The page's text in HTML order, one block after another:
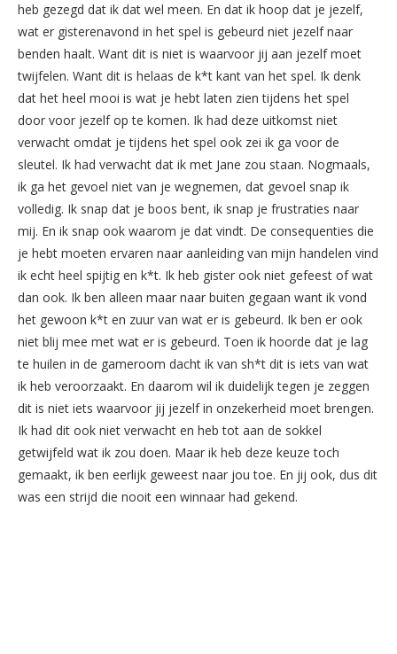
heb gezegd dat ik dat wel meen. En dat ik hoop dat je jezelf,
wat er gisterenavond in het spel is gebeurd niet jezelf naar
benden haalt. Want dit is niet is waarvoor jij aan jezelf moet
twijfelen. Want dit is helaas de k*t kant van het spel. Ik denk
dat het heel mooi is wat je hebt laten zien tijdens het spel
door voor jezelf op te komen. Ik had deze uitkomst niet
verwacht omdat je tijdens het spel ook zei ik ga voor de
sleutel. Ik had verwacht dat ik met Jane zou staan. Nogmaals,
ik ga het gevoel niet van je wegnemen, dat gevoel snap ik
volledig. Ik snap dat je boos bent, ik snap je frustraties naar
mij. En ik snap ook waarom je dat vindt. De consequenties die
je hebt moeten ervaren naar aanleiding van mijn handelen vind
ik echt heel spijtig en k*t. Ik heb gister ook niet gefeest of wat
dan ook. Ik ben alleen maar naar buiten gegaan want ik vond
het gewoon k*t en zuur van wat er is gebeurd. Ik ben er ook
niet blij mee met wat er is gebeurd. Toen ik hoorde dat je lag
te huilen in de gameroom dacht ik van sh*t dit is iets van wat
ik heb veroorzaakt. En daarom wil ik duidelijk tegen je zeggen
dit is niet iets waarvoor jij jezelf in onzekerheid moet brengen.
Ik had dit ook niet verwacht en heb tot aan de sokkel
getwijfeld wat ik zou doen. Maar ik heb deze keuze toch
gemaakt, ik ben eerlijk geweest naar jou toe. En jij ook, dus dit
was een strijd die nooit een winnaar had gekend.